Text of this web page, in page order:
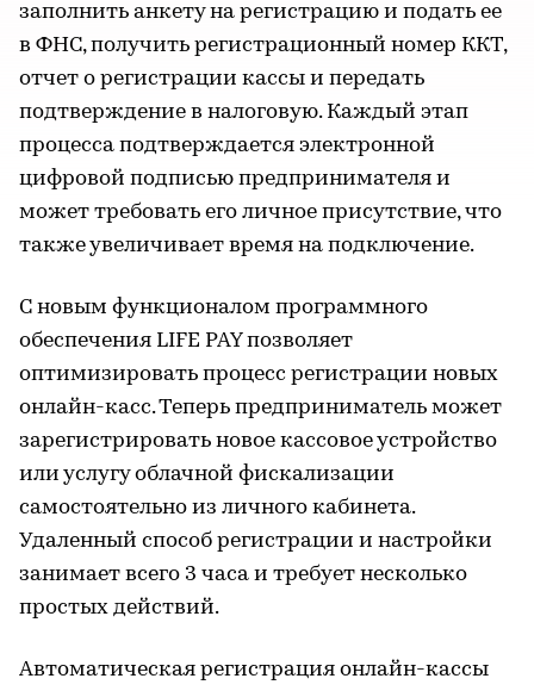
заполнить анкету на регистрацию и подать ее
в ФНС, получить регистрационный номер ККТ,
отчет о регистрации кассы и передать
подтверждение в налоговую. Каждый этап
процесса подтверждается электронной
цифровой подписью предпринимателя и
может требовать его личное присутствие, что
также увеличивает время на подключение.
С новым функционалом программного
обеспечения LIFE PAY позволяет
оптимизировать процесс регистрации новых
онлайн-касс. Теперь предприниматель может
зарегистрировать новое кассовое устройство
или услугу облачной фискализации
самостоятельно из личного кабинета.
Удаленный способ регистрации и настройки
занимает всего 3 часа и требует несколько
простых действий.
Автоматическая регистрация онлайн-кассы